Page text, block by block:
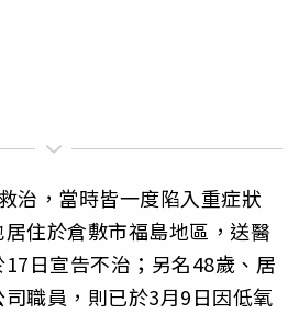
治，當時皆一度陷入重症狀
住於倉敷市福島地區，送醫
日宣告不治；另名48歲、居
職員，則已於3月9日因低氧